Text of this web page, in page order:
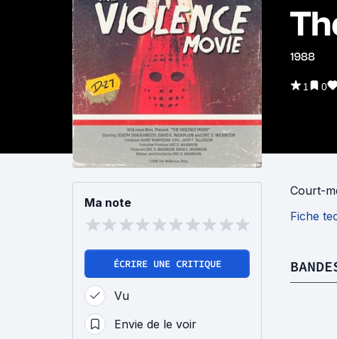
1988
1 0
Ma note
ÉCRIRE UNE CRITIQUE
Vu
Envie de le voir
Court-
Fiche